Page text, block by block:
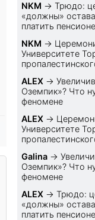
NKM →Трюдо:
«должны»
платить
NKM →
Университете
ALEX →
Оземпик»? Что
феномене
ALEX →
Университете
Galina →
Оземпик»? Что
феномене
ALEX →Трюдо:
«должны»
платить